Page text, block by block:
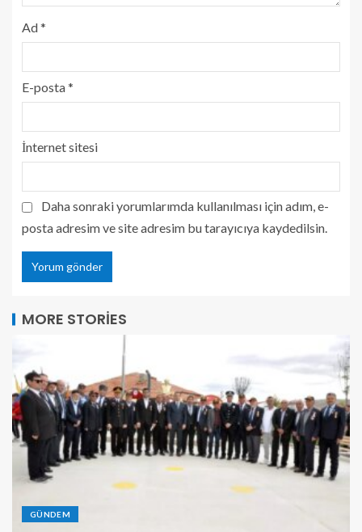
Ad*
E-posta*
İnternet sitesi
Daha sonraki yorumlarımda kullanılması için adım, e-
posta adresim ve site adresim bu tarayıcıya kaydedilsin.
MORE STORIES
GÜNDEM